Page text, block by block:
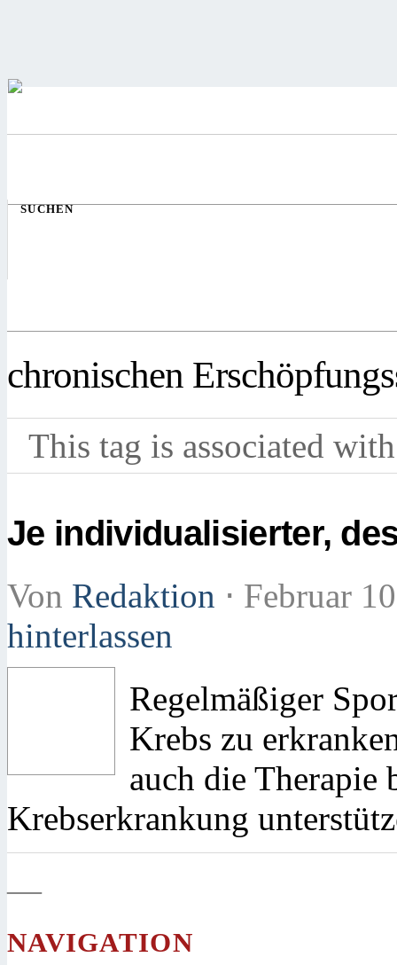
SUCHEN
chronischen
This tag is associated
Je individualisierter,
Von Redaktion ⋅ Februar
hinterlassen
Regelmäßiger
Krebs zu
auch die Therapie
Krebserkrankung
—
NAVIGATION